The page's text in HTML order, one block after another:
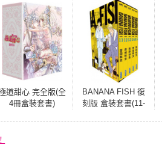
道甜心 完全版(全
4冊盒裝套書)
BANANA FISH 復
刻版 盒裝套書(11-